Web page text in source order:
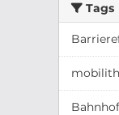
Tags
Bahnhof